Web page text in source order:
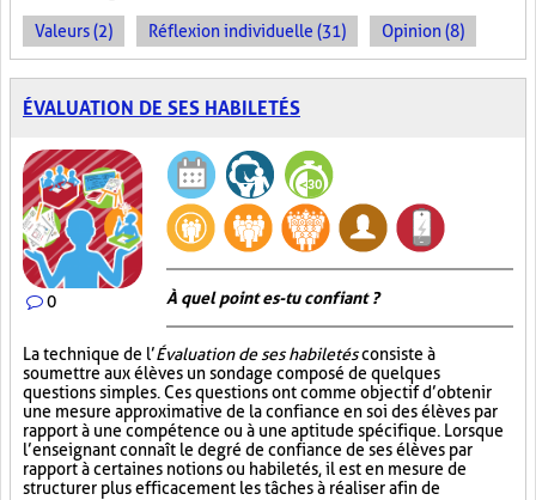
Valeurs (2) Réflexion individuelle (31) Opinion (8)
ÉVALUATION DE SES HABILETÉS
0 À quel point es-tu confiant ?
La technique de l’Évaluation de ses habiletésconsiste à
soumettre aux élèves un sondage composé de quelques
questions simples. Ces questions ont comme objectif d’obtenir
une mesure approximative de la confiance en soi des élèves par
rapport à une compétence ou à une aptitude spécifique. Lorsque
l’enseignant connaît le degré de confiance de ses élèves par
rapport à certaines notions ou habiletés, il est en mesure de
structurer plus efficacement les tâches à réaliser afin de